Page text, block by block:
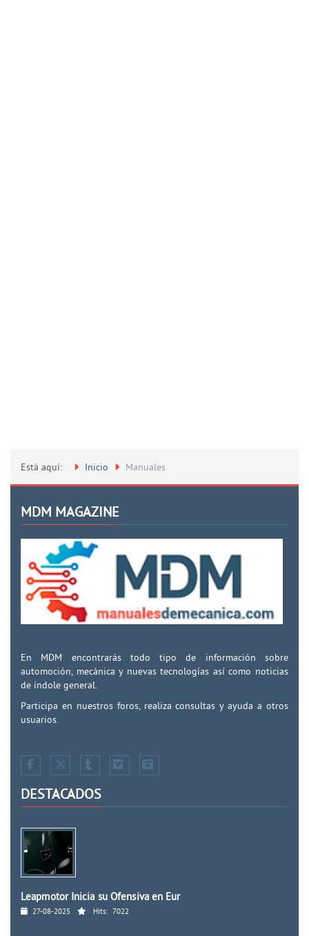
Está aquí: Inicio Manuales
MDM MAGAZINE
En MDM encontrarás todo tipo de información sobre
automoción, mecánica y nuevas tecnologías así como noticias
de índole general.
Participa en nuestros foros, realiza consultas y ayuda a otros
usuarios.
DESTACADOS
Leapmotor Inicia su Ofensiva en Eur
27-08-2025 Hits: 7022